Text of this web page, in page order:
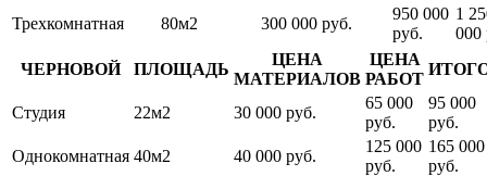
Трехкомнатная
80м2 300 000 руб.
950 000
руб.
1
000
ЧЕРНОВОЙ
ПЛОЩАДЬ
ЦЕНА
МАТЕРИАЛОВ
ЦЕНА
РАБОТ
Студия 22м2 30 000 руб.
65 000
руб.
95 000
руб.
Однокомнатная 40м2 40 000 руб.
125 000
руб.
165 000
руб.